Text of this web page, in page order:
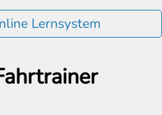
Lernsystem